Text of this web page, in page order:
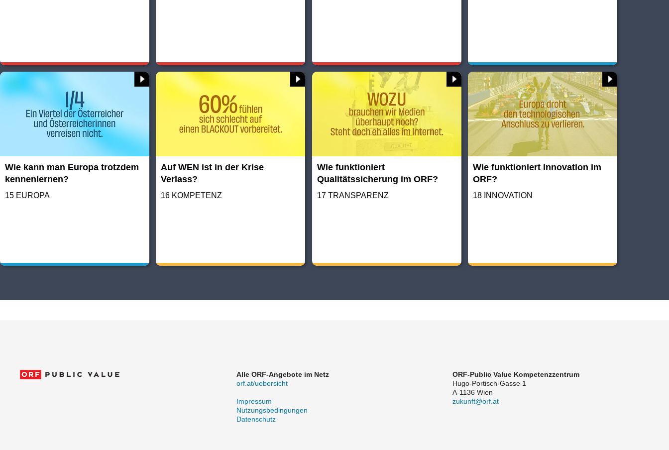
Wie kann man Europa trotzdem
kennenlernen?
15 EUROPA
Auf WEN ist in der Krise
Verlass?
16 KOMPETENZ
Wie funktioniert
Qualitätssicherung im ORF?
17 TRANSPARENZ
Wie funktioniert Innovation im
ORF?
18 INNOVATION
Alle ORF-Angebote im Netz
orf.at/uebersicht
Impressum
Nutzungsbedingungen
Datenschutz
ORF-Public Value Kompetenzzentrum
Hugo-Portisch-Gasse 1
A-1136 Wien
zukunft@orf.at